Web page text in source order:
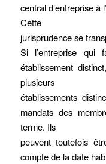
central d’entreprise à
Cette
jurisprudence se
Si l’entreprise qui
établissement
plusieurs
établissements
mandats des
terme. Ils
peuvent toutefois
compte de la date